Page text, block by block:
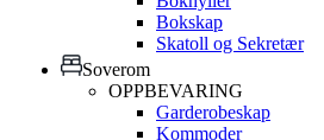
Bokskap
Skatoll og Sekretær
Soverom
OPPBEVARING
Garderobeskap
Kommoder